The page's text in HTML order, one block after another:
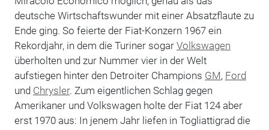
deutsche Wirtschaftswunder mit einer Absatzflaute zu
Ende ging. So feierte der Fiat-Konzern 1967 ein
Rekordjahr, in dem die Turiner sogar Volkswagen
überholten und zur Nummer vier in der Welt
aufstiegen hinter den Detroiter Champions GM, Ford
und Chrysler. Zum eigentlichen Schlag gegen
Amerikaner und Volkswagen holte der Fiat 124 aber
erst 1970 aus: In jenem Jahr liefen in Togliattigrad die